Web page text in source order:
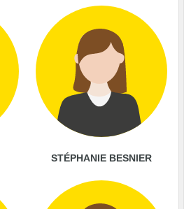
STÉPHANIE BESNIER